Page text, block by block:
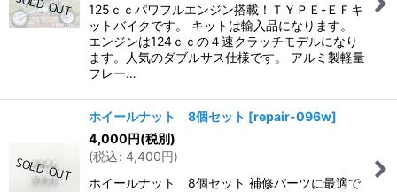
125ｃｃパワフルエンジン搭載！ＴＹＰＥ-ＥＦキ
ットバイクです。 キットは輸入品になります。
エンジンは124ｃｃの４速クラッチモデルになり
ます。人気のダブルサス仕様です。 アルミ製軽量
フレー…
ホイールナット 8個セット [repair-096w]
4,000円(税別)
(税込: 4,400円)
ホイールナット 8個セット 補修パーツに最適で